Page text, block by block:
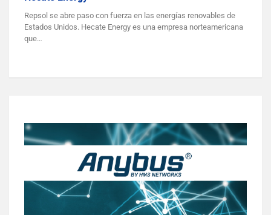
Repsol se abre paso con fuerza en las energías renovables de
Estados Unidos. Hecate Energy es una empresa norteamericana
que…